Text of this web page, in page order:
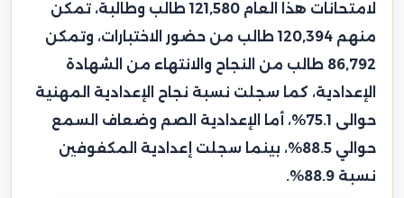
لامتحانات هذا العام 121,580 طالب وطالبة، تمكن
منهم 120,394 طالب من حضور الاختبارات، وتمكن
86,792 طالب من النجاح والانتهاء من الشهادة
الإعدادية، كما سجلت نسبة نجاح الإعدادية المهنية
حوالى 75.1%، أما الإعدادية الصم وضعاف السمع
حوالي 88.5%، بينما سجلت إعدادية المكفوفين
نسبة 88.9%.